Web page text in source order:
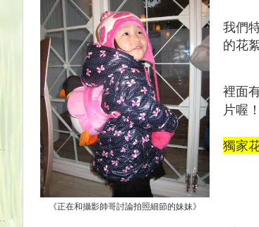
《正在和攝影帥哥討論拍照細節的妹妹》
我們
的花
裡面
片喔！
獨家